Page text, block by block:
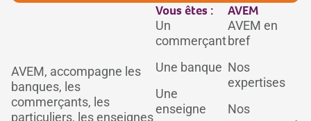
AVEM, accompagne les
banques, les
commerçants, les
particuliers, les enseignes
Vous êtes :
Un
commerçant
Une banque
Une
enseigne
AVEM
AVEM en
bref
Nos
expertises
Nos